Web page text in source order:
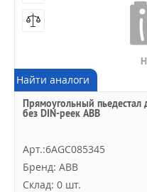
Найти аналоги
Прямоугольный пьедестал
без DIN-реек ABB
Арт.:6AGC085345
Бренд: ABB
Склад: 0 шт.